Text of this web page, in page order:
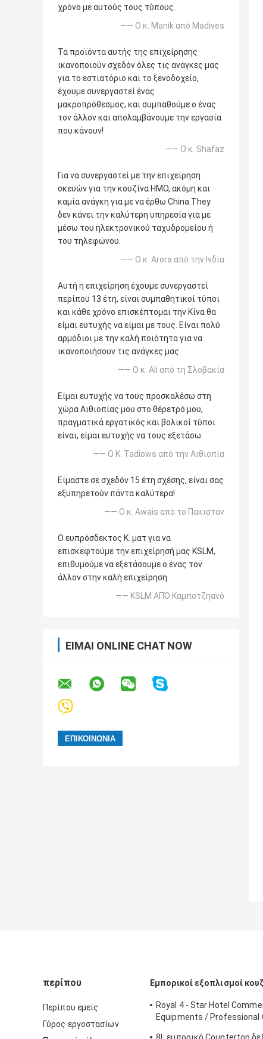
χρόνο με αυτούς τους τύπους.
—— Ο κ. Manik από Madives
Τα προϊόντα αυτής της επιχείρησης
ικανοποιούν σχεδόν όλες τις ανάγκες μας
για το εστιατόριο και το ξενοδοχείο,
έχουμε συνεργαστεί ένας
μακροπρόθεσμος, και συμπαθούμε ο ένας
τον άλλον και απολαμβάνουμε την εργασία
που κάνουν!
—— Ο κ. Shafaz
Για να συνεργαστεί με την επιχείρηση
σκευών για την κουζίνα ΗΜΟ, ακόμη και
καμία ανάγκη για με να έρθω China.They
δεν κάνει την καλύτερη υπηρεσία για με
μέσω του ηλεκτρονικού ταχυδρομείου ή
του τηλεφώνου.
—— Ο κ. Arora από την Ινδία
Αυτή η επιχείρηση έχουμε συνεργαστεί
περίπου 13 έτη, είναι συμπαθητικοί τύποι
και κάθε χρόνο επισκέπτομαι την Κίνα θα
είμαι ευτυχής να είμαι με τους. Είναι πολύ
αρμόδιοι με την καλή ποιότητα για να
ικανοποιήσουν τις ανάγκες μας.
—— Ο κ. Ali από τη Σλοβακία
Είμαι ευτυχής να τους προσκαλέσω στη
χώρα Αιθιοπίας μου στο θέρετρό μου,
πραγματικά εργατικός και βολικοί τύποι
είναι, είμαι ευτυχής να τους εξετάσω.
—— Ο Κ. Tadiows από την Αιθιοπία
Είμαστε σε σχεδόν 15 έτη σχέσης, είναι σας
εξυπηρετούν πάντα καλύτερα!
—— Ο κ. Awais από το Πακιστάν
Ο ευπρόσδεκτος Κ. ματ για να
επισκεφτούμε την επιχείρησή μας KSLM,
επιθυμούμε να εξετάσουμε ο ένας τον
άλλον στην καλή επιχείρηση
—— KSLM ΑΠΌ Καμποτζηανό
ΕΊΜΑΙ ONLINE CHAT NOW
περίπου
Περίπου εμείς
Γύρος εργοστασίων
Εμπορικοί εξοπλισμοί
Royal 4 - Star Hotel
Equipments / Professional